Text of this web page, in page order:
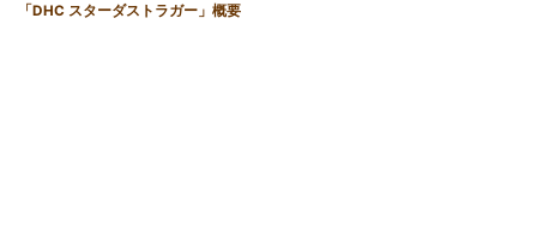
「DHC スターダストラガー」概要